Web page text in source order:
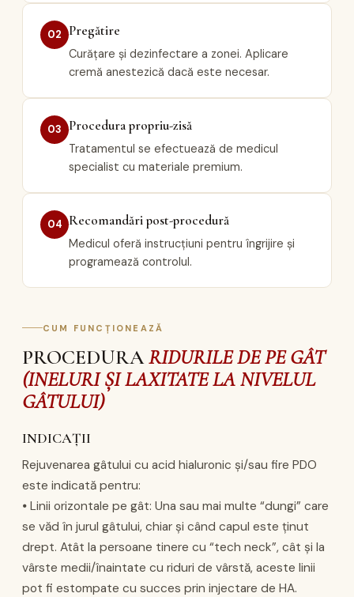
02 Pregătire
Curățare și dezinfectare a zonei. Aplicare
cremă anestezică dacă este necesar.
03 Procedura propriu-zisă
Tratamentul se efectuează de medicul
specialist cu materiale premium.
04 Recomandări post-procedură
Medicul oferă instrucțiuni pentru îngrijire și
programează controlul.
CUM FUNCȚIONEAZĂ
PROCEDURARIDURILE DE PE GÂT
(INELURI ȘI LAXITATE LA NIVELUL
GÂTULUI)
INDICAȚII
Rejuvenarea gâtului cu acid hialuronic și/sau fire PDO
este indicată pentru:
⦁ Linii orizontale pe gât: Una sau mai multe “dungi” care
se văd în jurul gâtului, chiar și când capul este ținut
drept. Atât la persoane tinere cu “tech neck”, cât și la
vârste medii/înaintate cu riduri de vârstă, aceste linii
pot fi estompate cu succes prin injectare de HA.